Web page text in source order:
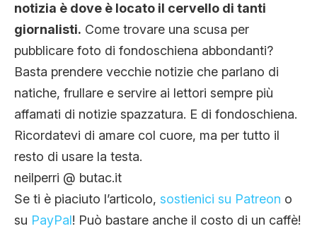
notizia è dove è locato il cervello di tanti
giornalisti. Come trovare una scusa per
pubblicare foto di fondoschiena abbondanti?
Basta prendere vecchie notizie che parlano di
natiche, frullare e servire ai lettori sempre più
affamati di notizie spazzatura. E di fondoschiena.
Ricordatevi di amare col cuore, ma per tutto il
resto di usare la testa.
neilperri @ butac.it
Se ti è piaciuto l’articolo, sostienici su Patreon o
su PayPal! Può bastare anche il costo di un caffè!